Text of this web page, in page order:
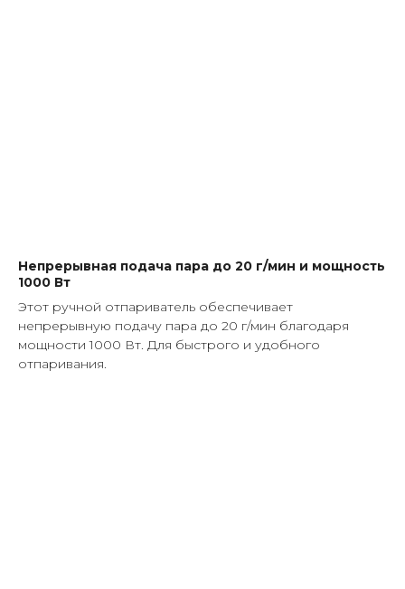
Непрерывная подача пара до 20 г/мин и мощность
1000 Вт
Этот ручной отпариватель обеспечивает
непрерывную подачу пара до 20 г/мин благодаря
мощности 1000 Вт. Для быстрого и удобного
отпаривания.